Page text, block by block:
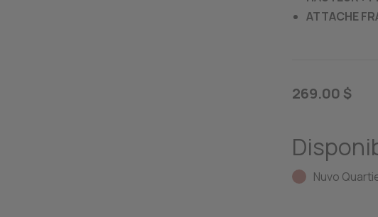
ATTACHE
269.00 $
Nuvo